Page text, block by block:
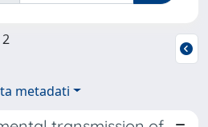
metadati